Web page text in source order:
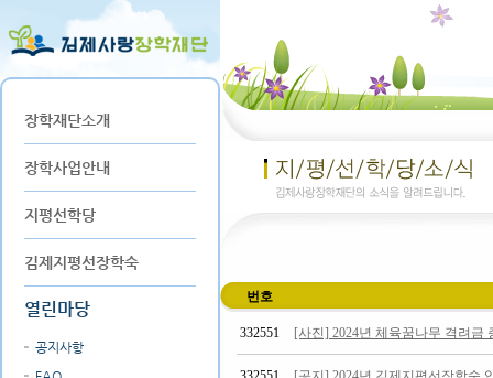
장학재단소개
장학사업안내
지평선학당
김제지평선장학숙
열린마당
공지사항
번호
332551 [사진] 2024년 체육꿈나무 격려금